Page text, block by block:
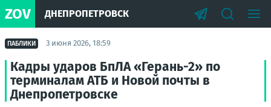
ZOV ДНЕПРОПЕТРОВСК
ПАБЛИКИ 3 июня 2026, 18:59
Кадры ударов БпЛА «Герань-2» по
терминалам АТБ и Новой почты в
Днепропетровске